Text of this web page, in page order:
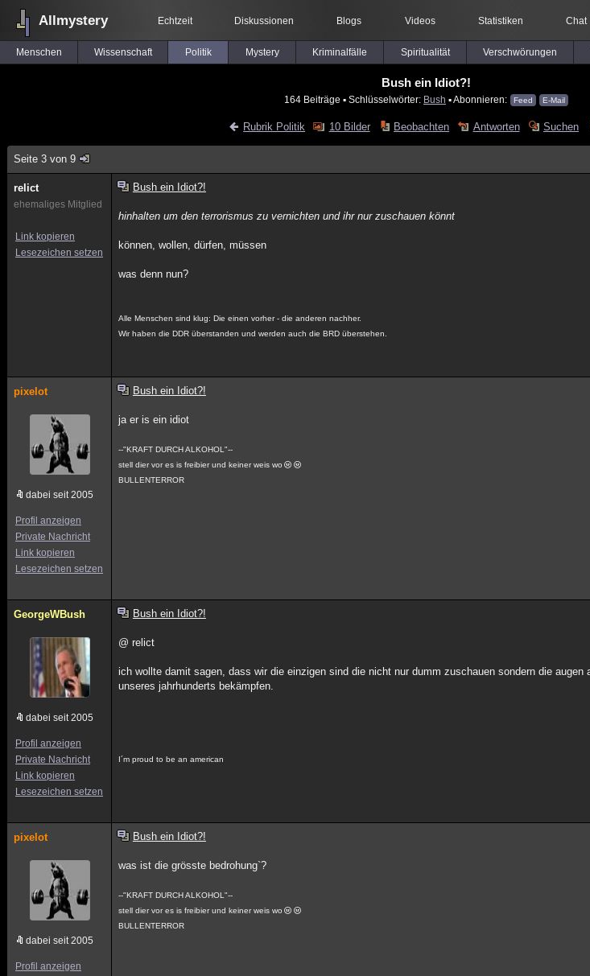
Allmystery Echtzeit Diskussionen Blogs Videos Statistiken Chat
Menschen Wissenschaft Politik Mystery Kriminalfälle Spiritualität Verschwörungen
Bush ein Idiot?!
164 Beiträge ▪ Schlüsselwörter: Bush ▪ Abonnieren: Feed E-Mail
Rubrik Politik 10 Bilder Beobachten Antworten Suchen
Seite 3 von 9
relict
ehemaliges Mitglied
Link kopieren
Lesezeichen setzen
Bush ein Idiot?!
hinhalten um den terrorismus zu vernichten und ihr nur zuschauen könnt
können, wollen, dürfen, müssen
was denn nun?
Alle Menschen sind klug: Die einen vorher - die anderen nachher.
Wir haben die DDR überstanden und werden auch die BRD überstehen.
pixelot
dabei seit 2005
Profil anzeigen
Private Nachricht
Link kopieren
Lesezeichen setzen
Bush ein Idiot?!
ja er is ein idiot
--"KRAFT DURCH ALKOHOL"--
stell dier vor es is freibier und keiner weis wo
BULLENTERROR
GeorgeWBush
dabei seit 2005
Profil anzeigen
Private Nachricht
Link kopieren
Lesezeichen setzen
Bush ein Idiot?!
@ relict
ich wollte damit sagen, dass wir die einzigen sind die nicht nur dumm zuschauen sondern die augen
unseres jahrhunderts bekämpfen.
I´m proud to be an american
pixelot
dabei seit 2005
Profil anzeigen
Bush ein Idiot?!
was ist die grösste bedrohung`?
--"KRAFT DURCH ALKOHOL"--
stell dier vor es is freibier und keiner weis wo
BULLENTERROR